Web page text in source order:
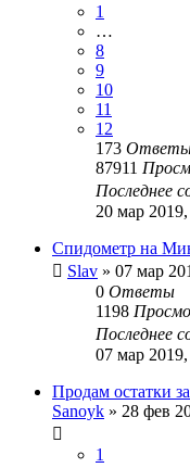
1
…
8
9
10
11
12
173
87911
Последнее
20 мар
Спидометр на
Slav » 07 мар
0 Ответы
1198
Последнее
07 мар
Продам остатки
Sanoyk » 28 фев
1